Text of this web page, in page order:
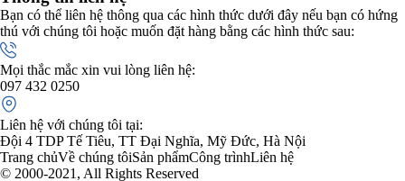
Bạn có thể liên hệ thông qua các hình thức dưới đây nếu bạn có hứng
thú với chúng tôi hoặc muốn đặt hàng bằng các hình thức sau:
Mọi thắc mắc xin vui lòng liên hệ:
097 432 0250
Liên hệ với chúng tôi tại:
Đội 4 TDP Tế Tiêu, TT Đại Nghĩa, Mỹ Đức, Hà Nội
Trang chủVề chúng tôiSản phẩmCông trìnhLiên hệ
© 2000-2021, All Rights Reserved